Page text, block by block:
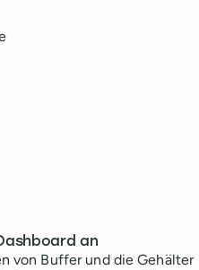
an
von Buffer und die Gehälter